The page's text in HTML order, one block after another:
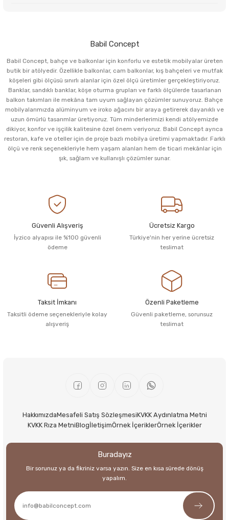
Babil Concept
Babil Concept, bahçe ve balkonlar için konforlu ve estetik mobilyalar üreten
butik bir atölyedir. Özellikle balkonlar, cam balkonlar, kış bahçeleri ve mutfak
köşeleri gibi ölçüsü sınırlı alanlar için özel ölçü üretimler gerçekleştiriyoruz.
Banklar, sandıklı banklar, köşe oturma grupları ve farklı ölçülerde tasarlanan
balkon takımları ile mekâna tam uyum sağlayan çözümler sunuyoruz. Bahçe
mobilyalarımızda alüminyum ve iroko ağacını bir araya getirerek dayanıklı ve
uzun ömürlü tasarımlar üretiyoruz. Tüm minderlerimizi kendi atölyemizde
dikiyor, konfor ve işçilik kalitesine özel önem veriyoruz. Babil Concept ayrıca
restoran, kafe ve oteller için de proje bazlı mobilya üretimi yapmaktadır. Farklı
ölçü ve renk seçenekleriyle hem yaşam alanları hem de ticari mekânlar için
şık, sağlam ve kullanışlı çözümler sunar.
Güvenli Alışveriş
İyzico alyapısı ile %100 güvenli
ödeme
Ücretsiz Kargo
Türkiye'nin her yerine ücretsiz
teslimat
Taksit İmkanı
Taksitli ödeme seçenekleriyle kolay
alışveriş
Özenli Paketleme
Güvenli paketleme, sorunsuz
teslimat
HakkımızdaMesafeli Satış SözleşmesiKVKK Aydınlatma Metni
KVKK Rıza MetniBlogİletişimÖrnek İçeriklerÖrnek İçerikler
Buradayız
Bir sorunuz ya da fikriniz varsa yazın. Size en kısa sürede dönüş
yapalım.